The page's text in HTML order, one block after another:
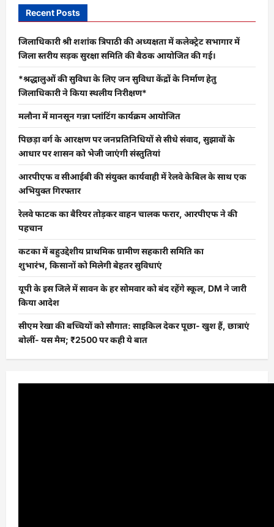
Recent Posts
जिलाधिकारी श्री शशांक त्रिपाठी की अध्यक्षता में कलेक्ट्रेट सभागार में
जिला स्तरीय सड़क सुरक्षा समिति की बैठक आयोजित की गई।
*श्रद्धालुओं की सुविधा के लिए जन सुविधा केंद्रों के निर्माण हेतु
जिलाधिकारी ने किया स्थलीय निरीक्षण*
मलौना में मानसून गन्ना प्लांटिंग कार्यक्रम आयोजित
पिछड़ा वर्ग के आरक्षण पर जनप्रतिनिधियों से सीधे संवाद, सुझावों के
आधार पर शासन को भेजी जाएंगी संस्तुतियां
आरपीएफ व सीआईबी की संयुक्त कार्यवाही में रेलवे केबिल के साथ एक
अभियुक्त गिरफ्तार
रेलवे फाटक का बैरियर तोड़कर वाहन चालक फरार, आरपीएफ ने की
पहचान
कटका में बहुउद्देशीय प्राथमिक ग्रामीण सहकारी समिति का
शुभारंभ, किसानों को मिलेगी बेहतर सुविधाएं
यूपी के इस जिले में सावन के हर सोमवार को बंद रहेंगे स्कूल, DM ने जारी
किया आदेश
सीएम रेखा की बच्चियों को सौगात: साइकिल देकर पूछा- खुश हैं, छात्राएं
बोलीं- यस मैम; ₹2500 पर कही ये बात